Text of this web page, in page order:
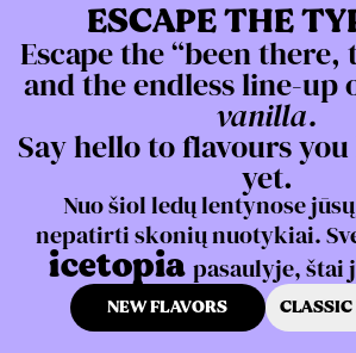
ESCAPE THE
Escape the “been there,
and the endless line-up
vanilla.
Say hello to flavours you
yet.
Nuo šiol ledų lentynose
nepatirti skonių nuotykiai.
icetopia pasaulyje, štai
NEW FLAVORS CLASSIC